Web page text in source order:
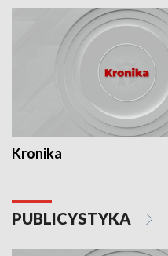
Kronika
PUBLICYSTYKA